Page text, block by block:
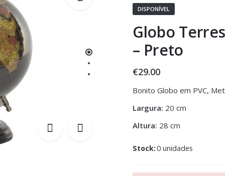
DISPONÍVEL
Globo
– Preto
€29.00
Bonito Globo em PVC,
Largura: 20 cm
Altura: 28 cm
Stock:0 unidades